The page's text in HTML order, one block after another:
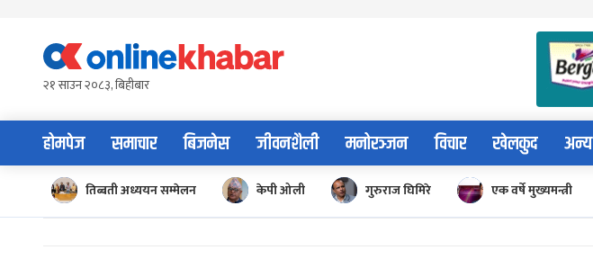
content२१ साउन २०८३, बिहीबार
होमपेज समाचार बिजनेस जीवनशैली मनोरञ्जन विचार खेलकुद अन्य
तिब्बती अध्ययन सम्मेलन केपी ओली गुरुराज घिमिरे एक वर्षे मुख्यमन्त्री